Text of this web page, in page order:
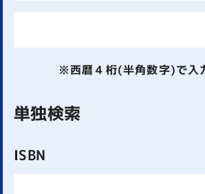
※西暦４桁(半角数字)で入
単独検索
ISBN